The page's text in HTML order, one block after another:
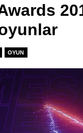
OYUN